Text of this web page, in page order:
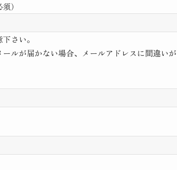
）
さい。
ールが届かない場合、メールアドレスに間違い